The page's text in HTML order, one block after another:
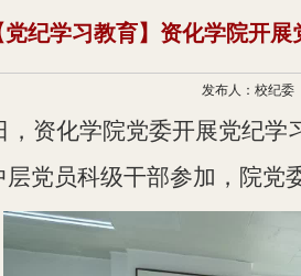
党纪学习教育】资化学院开
发布人：校纪委
，资化学院党委开展党纪学
党员科级干部参加 ，院党